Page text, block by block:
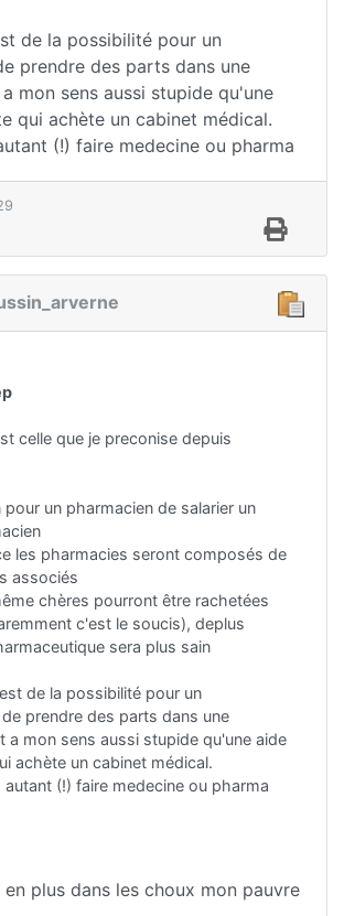
de la possibilité pour un
prendre des parts dans une
mon sens aussi stupide qu'une
qui achète un cabinet médical.
(!) faire medecine ou pharma
celle que je preconise depuis
un pharmacien de salarier un
les pharmacies seront composés de
associés
chères pourront être rachetées
c'est le soucis), deplus
sera plus sain
de la possibilité pour un
prendre des parts dans une
a mon sens aussi stupide qu'une aide
achète un cabinet médical.
(!) faire medecine ou pharma
en plus dans les choux mon pauvre